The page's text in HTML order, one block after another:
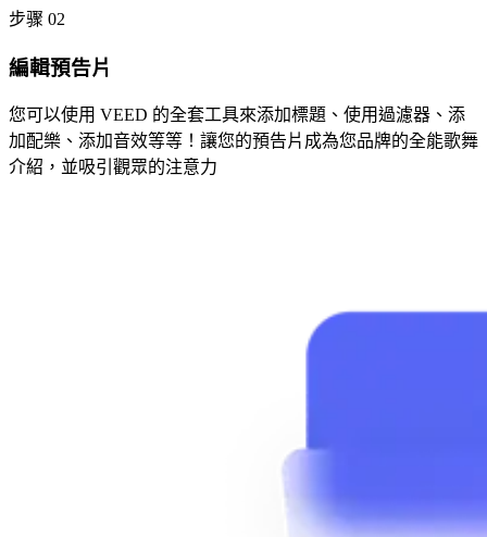
步骤 02
編輯預告片
您可以使用 VEED 的全套工具來添加標題、使用過濾器、添
加配樂、添加音效等等！讓您的預告片成為您品牌的全能歌舞
介紹，並吸引觀眾的注意力